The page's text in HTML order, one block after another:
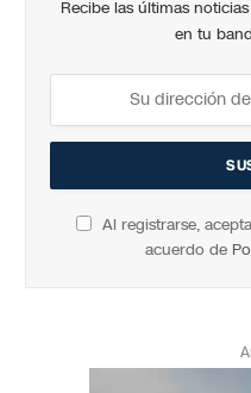
Recibe las últimas
en tu
Al registrarse,
acuerdo de